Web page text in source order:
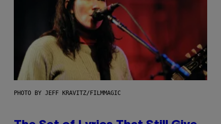
PHOTO BY JEFF KRAVITZ/FILMMAGIC